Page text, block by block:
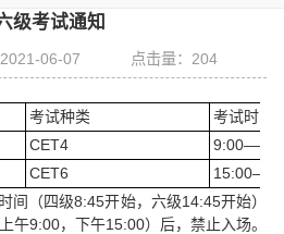
级考试通知
06-07 点击量： 204
考试种类
考试时间
CET4
CET6
间（四级8:45开始，六级14:45开始）
午9:00，下午15:00）后，禁止入场。